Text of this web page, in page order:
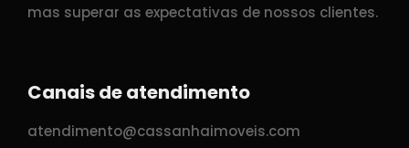
mas superar as expectativas de nossos clientes.
Canais de atendimento
atendimento@cassanhaimoveis.com